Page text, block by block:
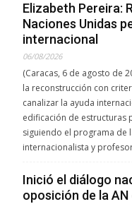
Elizabeth Pereira:
Naciones Unidas
internacional
06/08/2026
(Caracas, 6 de agosto de
la reconstrucción con
canalizar la ayuda
edificación de estructuras
siguiendo el programa de
internacionalista y
Inició el diálogo
oposición de la AN